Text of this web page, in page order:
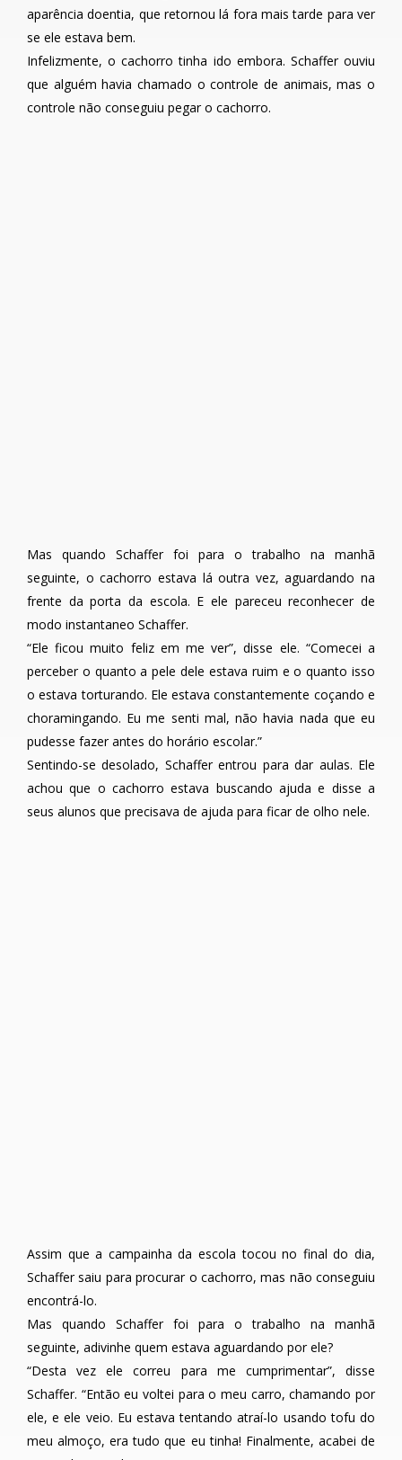
aparência doentia, que retornou lá fora mais tarde para ver
se ele estava bem.
Infelizmente, o cachorro tinha ido embora. Schaffer ouviu
que alguém havia chamado o controle de animais, mas o
controle não conseguiu pegar o cachorro.
Mas quando Schaffer foi para o trabalho na manhã
seguinte, o cachorro estava lá outra vez, aguardando na
frente da porta da escola. E ele pareceu reconhecer de
modo instantaneo Schaffer.
“Ele ficou muito feliz em me ver”, disse ele. “Comecei a
perceber o quanto a pele dele estava ruim e o quanto isso
o estava torturando. Ele estava constantemente coçando e
choramingando. Eu me senti mal, não havia nada que eu
pudesse fazer antes do horário escolar.”
Sentindo-se desolado, Schaffer entrou para dar aulas. Ele
achou que o cachorro estava buscando ajuda e disse a
seus alunos que precisava de ajuda para ficar de olho nele.
Assim que a campainha da escola tocou no final do dia,
Schaffer saiu para procurar o cachorro, mas não conseguiu
encontrá-lo.
Mas quando Schaffer foi para o trabalho na manhã
seguinte, adivinhe quem estava aguardando por ele?
“Desta vez ele correu para me cumprimentar”, disse
Schaffer. “Então eu voltei para o meu carro, chamando por
ele, e ele veio. Eu estava tentando atraí-lo usando tofu do
meu almoço, era tudo que eu tinha! Finalmente, acabei de